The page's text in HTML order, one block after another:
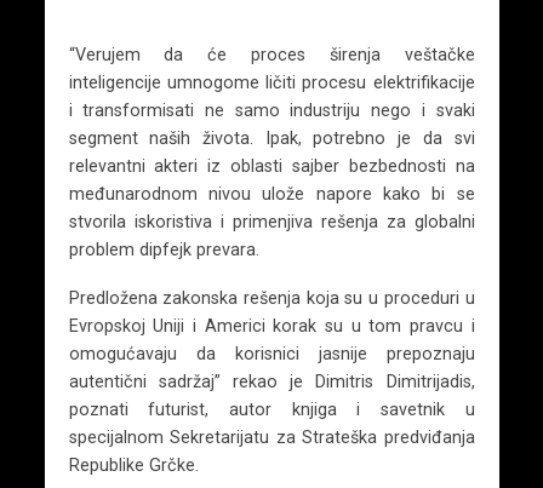
“Verujem da će proces širenja veštačke
inteligencije umnogome ličiti procesu elektrifikacije
i transformisati ne samo industriju nego i svaki
segment naših života. Ipak, potrebno je da svi
relevantni akteri iz oblasti sajber bezbednosti na
međunarodnom nivou ulože napore kako bi se
stvorila iskoristiva i primenjiva rešenja za globalni
problem dipfejk prevara.
Predložena zakonska rešenja koja su u proceduri u
Evropskoj Uniji i Americi korak su u tom pravcu i
omogućavaju da korisnici jasnije prepoznaju
autentični sadržaj” rekao je Dimitris Dimitrijadis,
poznati futurist, autor knjiga i savetnik u
specijalnom Sekretarijatu za Strateška predviđanja
Republike Grčke.